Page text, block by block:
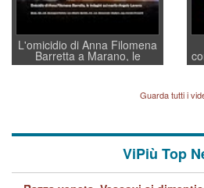
L'omicidio di Anna Filomena
Barretta a Marano, le
indagini dei carabinieri di
Lavarra: più avvincenti di
quelle di... Barbara D'UrsoGuarda tutti i
ViPiù Top